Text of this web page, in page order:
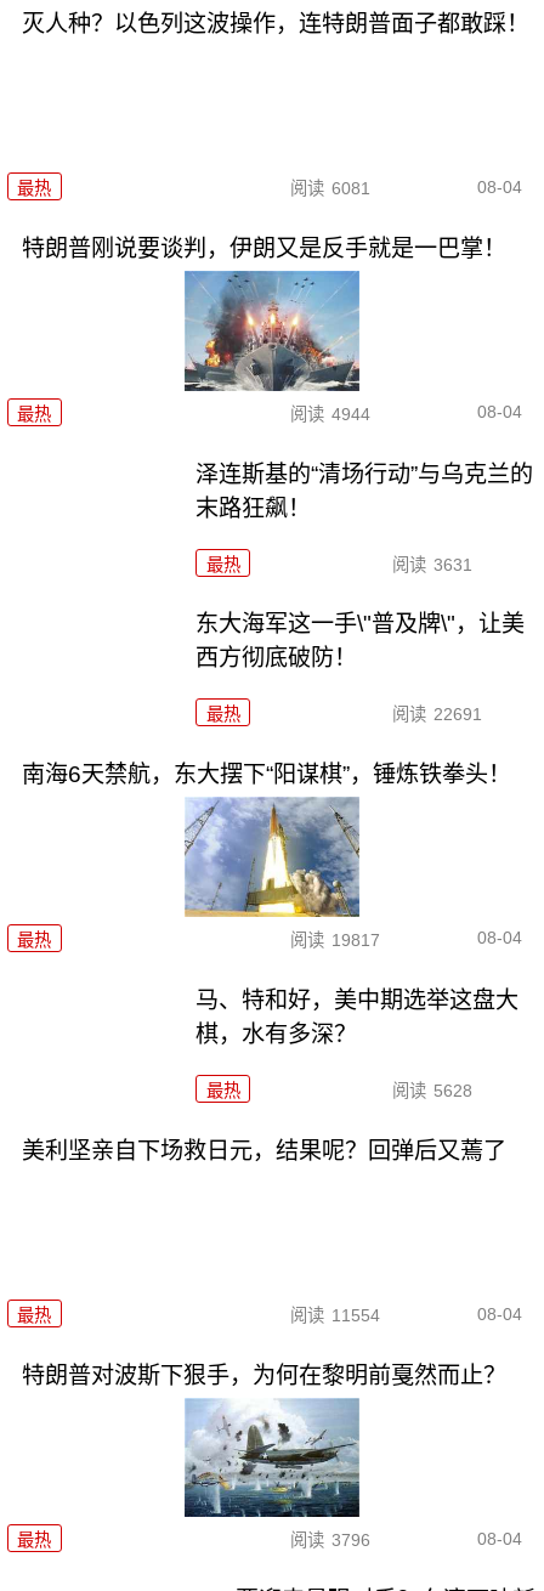
灭人种？以色列这波操作，连特朗普面子都敢踩！
最热 阅读 6081 08-04
特朗普刚说要谈判，伊朗又是反手就是一巴掌！
最热 阅读 4944 08-04
泽连斯基的“清场行动”与乌克兰的
末路狂飙！
最热 阅读 3631
东大海军这一手\"普及牌\"，让美
西方彻底破防！
最热 阅读 22691
南海6天禁航，东大摆下“阳谋棋”，锤炼铁拳头！
最热 阅读 19817 08-04
马、特和好，美中期选举这盘大
棋，水有多深？
最热 阅读 5628
美利坚亲自下场救日元，结果呢？回弹后又蔫了
最热 阅读 11554 08-04
特朗普对波斯下狠手，为何在黎明前戛然而止？
最热 阅读 3796 08-04